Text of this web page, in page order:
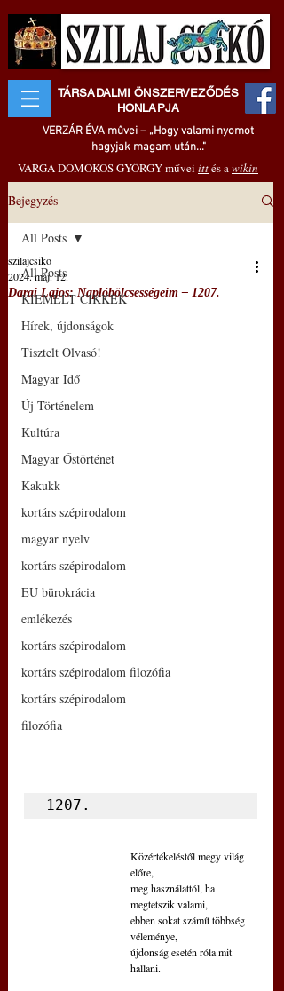
TÁRSADALMI ÖNSZERVEZŐDÉS
HONLAPJA
VERZÁR ÉVA művei – „Hogy valami nyomot
hagyjak magam után..."
VARGA DOMOKOS GYÖRGY művei ittés awikin
Bejegyzés
All Posts
KIEMELT CIKKEK
Hírek, újdonságok
Tisztelt Olvasó!
Magyar Idő
Új Történelem
Kultúra
Magyar Őstörténet
Kakukk
kortárs szépirodalom
magyar nyelv
kortárs szépirodalom
EU bürokrácia
emlékezés
kortárs szépirodalom
kortárs szépirodalom filozófia
kortárs szépirodalom
filozófia
All Posts
Darai Lajos: Naplóbölcsességeim – 1207.
szilajcsiko
2024. máj. 12.
1207.
Közértékeléstől megy világ
előre,
meg használattól, ha
megtetszik valami,
ebben sokat számít többség
véleménye,
újdonság esetén róla mit
hallani.